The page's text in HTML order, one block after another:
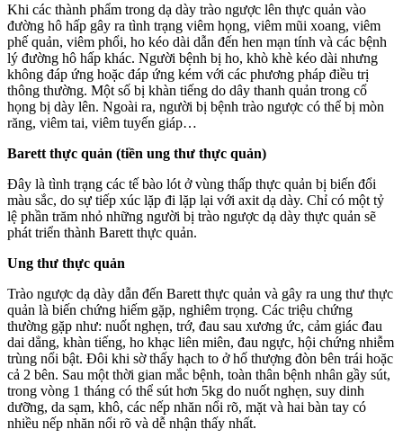
Khi các thành phẩm trong dạ dày trào ngược lên thực quản vào
đường hô hấp gây ra tình trạng viêm họng, viêm mũi xoang, viêm
phế quản, viêm phổi, ho kéo dài dẫn đến hen mạn tính và các bệnh
lý đường hô hấp khác. Người bệnh bị ho, khò khè kéo dài nhưng
không đáp ứng hoặc đáp ứng kém với các phương pháp điều trị
thông thường. Một số bị khàn tiếng do dây thanh quản trong cổ
họng bị dày lên. Ngoài ra, người bị bệnh trào ngược có thể bị mòn
răng, viêm tai, viêm tuyến giáp…
Barett thực quản (tiền ung thư thực quản)
Đây là tình trạng các tế bào lót ở vùng thấp thực quản bị biến đổi
màu sắc, do sự tiếp xúc lặp đi lặp lại với axit dạ dày. Chỉ có một tỷ
lệ phần trăm nhỏ những người bị trào ngược dạ dày thực quản sẽ
phát triển thành Barett thực quản.
Ung thư thực quản
Trào ngược dạ dày dẫn đến Barett thực quản và gây ra ung thư thực
quản là biến chứng hiếm gặp, nghiêm trọng. Các triệu chứng
thường gặp như: nuốt nghẹn, trớ, đau sau xương ức, cảm giác đau
dai dẳng, khàn tiếng, ho khạc liên miên, đau ngực, hội chứng nhiễm
trùng nổi bật. Đôi khi sờ thấy hạch to ở hố thượng đòn bên trái hoặc
cả 2 bên. Sau một thời gian mắc bệnh, toàn thân bệnh nhân gầy sút,
trong vòng 1 tháng có thể sút hơn 5kg do nuốt nghẹn, suy dinh
dưỡng, da sạm, khô, các nếp nhăn nổi rõ, mặt và hai bàn tay có
nhiều nếp nhăn nổi rõ và dễ nhận thấy nhất.